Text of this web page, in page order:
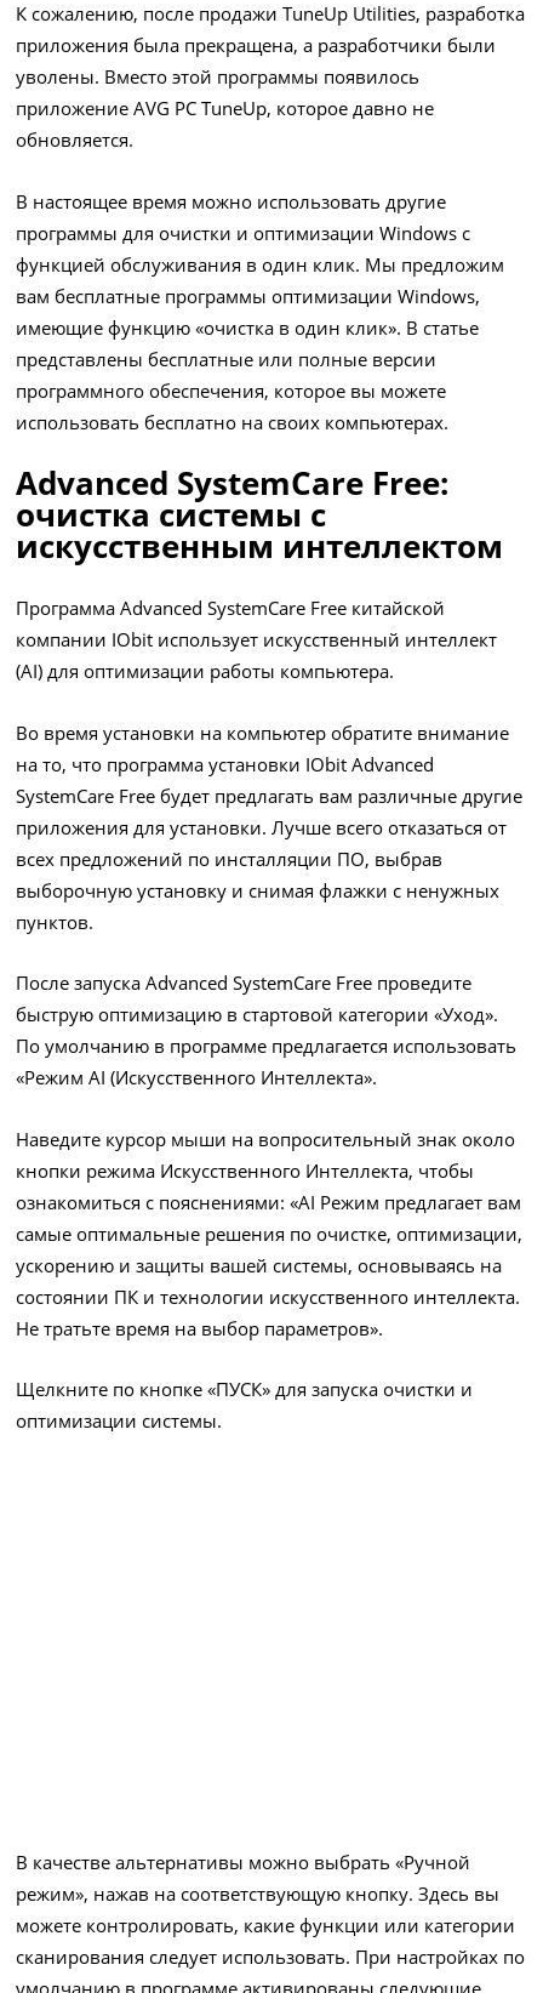
К сожалению, после продажи TuneUp Utilities, разработка
приложения была прекращена, а разработчики были
уволены. Вместо этой программы появилось
приложение AVG PC TuneUp, которое давно не
обновляется.
В настоящее время можно использовать другие
программы для очистки и оптимизации Windows с
функцией обслуживания в один клик. Мы предложим
вам бесплатные программы оптимизации Windows,
имеющие функцию «очистка в один клик». В статье
представлены бесплатные или полные версии
программного обеспечения, которое вы можете
использовать бесплатно на своих компьютерах.
Advanced SystemCare Free:
очистка системы с
искусственным интеллектом
Программа Advanced SystemCare Free китайской
компании IObit использует искусственный интеллект
(AI) для оптимизации работы компьютера.
Во время установки на компьютер обратите внимание
на то, что программа установки IObit Advanced
SystemCare Free будет предлагать вам различные другие
приложения для установки. Лучше всего отказаться от
всех предложений по инсталляции ПО, выбрав
выборочную установку и снимая флажки с ненужных
пунктов.
После запуска Advanced SystemCare Free проведите
быструю оптимизацию в стартовой категории «Уход».
По умолчанию в программе предлагается использовать
«Режим AI (Искусственного Интеллекта».
Наведите курсор мыши на вопросительный знак около
кнопки режима Искусственного Интеллекта, чтобы
ознакомиться с пояснениями: «AI Режим предлагает вам
самые оптимальные решения по очистке, оптимизации,
ускорению и защиты вашей системы, основываясь на
состоянии ПК и технологии искусственного интеллекта.
Не тратьте время на выбор параметров».
Щелкните по кнопке «ПУСК» для запуска очистки и
оптимизации системы.
В качестве альтернативы можно выбрать «Ручной
режим», нажав на соответствующую кнопку. Здесь вы
можете контролировать, какие функции или категории
сканирования следует использовать. При настройках по